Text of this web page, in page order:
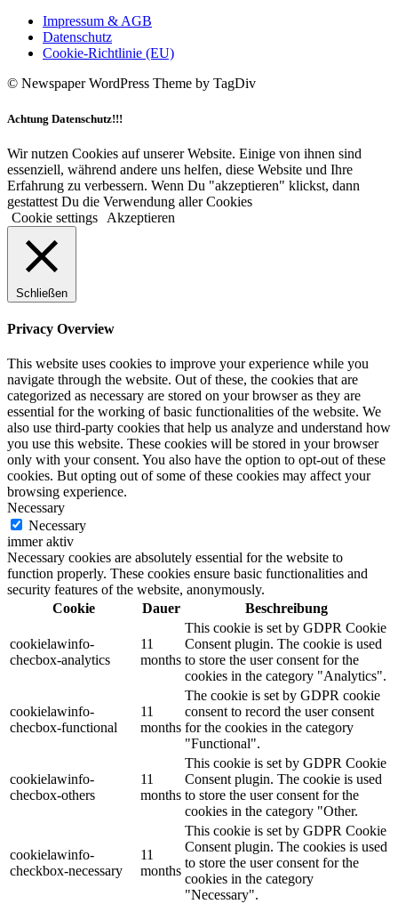
Impressum & AGB
Datenschutz
Cookie-Richtlinie (EU)
© Newspaper WordPress Theme by TagDiv
Achtung Datenschutz!!!
Wir nutzen Cookies auf unserer Website. Einige von ihnen sind
essenziell, während andere uns helfen, diese Website und Ihre
Erfahrung zu verbessern. Wenn Du "akzeptieren" klickst, dann
gestattest Du die Verwendung aller Cookies
Cookie settings
Akzeptieren
Schließen
Privacy Overview
This website uses cookies to improve your experience while you
navigate through the website. Out of these, the cookies that are
categorized as necessary are stored on your browser as they are
essential for the working of basic functionalities of the website. We
also use third-party cookies that help us analyze and understand how
you use this website. These cookies will be stored in your browser
only with your consent. You also have the option to opt-out of these
cookies. But opting out of some of these cookies may affect your
browsing experience.
Necessary
Necessary
immer aktiv
Necessary cookies are absolutely essential for the website to
function properly. These cookies ensure basic functionalities and
security features of the website, anonymously.
Cookie
Dauer Beschreibung
cookielawinfo-
checbox-analytics
11
months
This cookie is set by GDPR Cookie
Consent plugin. The cookie is used
to store the user consent for the
cookies in the category "Analytics".
cookielawinfo-
checbox-functional
11
months
The cookie is set by GDPR cookie
consent to record the user consent
for the cookies in the category
"Functional".
cookielawinfo-
checbox-others
11
months
This cookie is set by GDPR Cookie
Consent plugin. The cookie is used
to store the user consent for the
cookies in the category "Other.
cookielawinfo-
checkbox-necessary
11
months
This cookie is set by GDPR Cookie
Consent plugin. The cookies is used
to store the user consent for the
cookies in the category
"Necessary".